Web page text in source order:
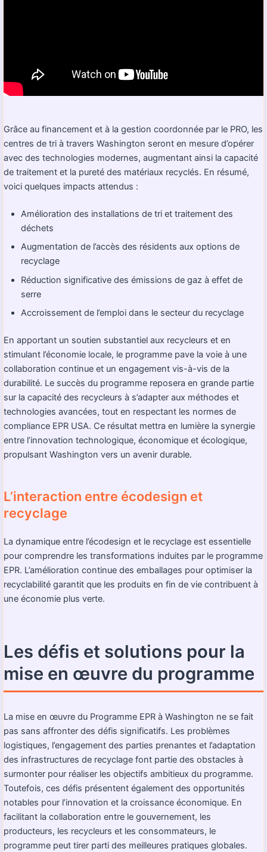
Grâce au financement et à la gestion coordonnée par le PRO, les
centres de tri à travers Washington seront en mesure d’opérer
avec des technologies modernes, augmentant ainsi la capacité
de traitement et la pureté des matériaux recyclés. En résumé,
voici quelques impacts attendus :
Amélioration des installations de tri et traitement des
déchets
Augmentation de l’accès des résidents aux options de
recyclage
Réduction significative des émissions de gaz à effet de
serre
Accroissement de l’emploi dans le secteur du recyclage
En apportant un soutien substantiel aux recycleurs et en
stimulant l’économie locale, le programme pave la voie à une
collaboration continue et un engagement vis-à-vis de la
durabilité. Le succès du programme reposera en grande partie
sur la capacité des recycleurs à s’adapter aux méthodes et
technologies avancées, tout en respectant les normes de
compliance EPR USA. Ce résultat mettra en lumière la synergie
entre l’innovation technologique, économique et écologique,
propulsant Washington vers un avenir durable.
L’interaction entre écodesign et
recyclage
La dynamique entre l’écodesign et le recyclage est essentielle
pour comprendre les transformations induites par le programme
EPR. L’amélioration continue des emballages pour optimiser la
recyclabilité garantit que les produits en fin de vie contribuent à
une économie plus verte.
Les défis et solutions pour la
mise en œuvre du programme
La mise en œuvre du Programme EPR à Washington ne se fait
pas sans affronter des défis significatifs. Les problèmes
logistiques, l’engagement des parties prenantes et l’adaptation
des infrastructures de recyclage font partie des obstacles à
surmonter pour réaliser les objectifs ambitieux du programme.
Toutefois, ces défis présentent également des opportunités
notables pour l’innovation et la croissance économique. En
facilitant la collaboration entre le gouvernement, les
producteurs, les recycleurs et les consommateurs, le
programme peut tirer parti des meilleures pratiques globales.